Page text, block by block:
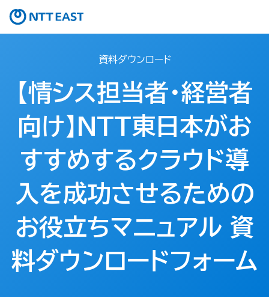
資料ダウンロード
【情シス担当者・経営者
向け】NTT東日本がお
すすめするクラウド導
入を成功させるための
お役立ちマニュアル 資
料ダウンロードフォーム